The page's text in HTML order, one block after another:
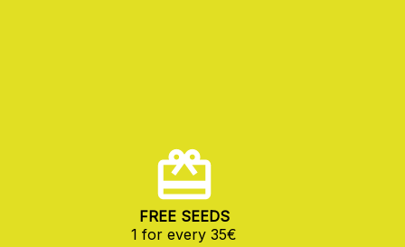
FREE SEEDS
1 for every 35€